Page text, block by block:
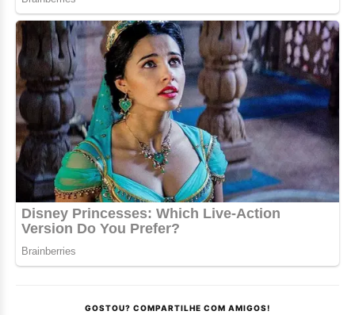
GOSTOU? COMPARTILHE COM AMIGOS!